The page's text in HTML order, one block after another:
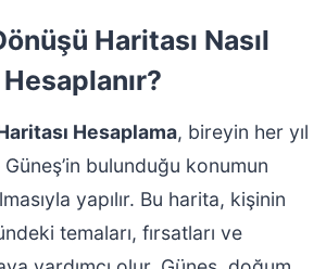
Haritası Nasıl
Hesaplanır?
Hesaplama, bireyin her yıl
bulunduğu konumun
yapılır. Bu harita, kişinin
temaları, fırsatları ve